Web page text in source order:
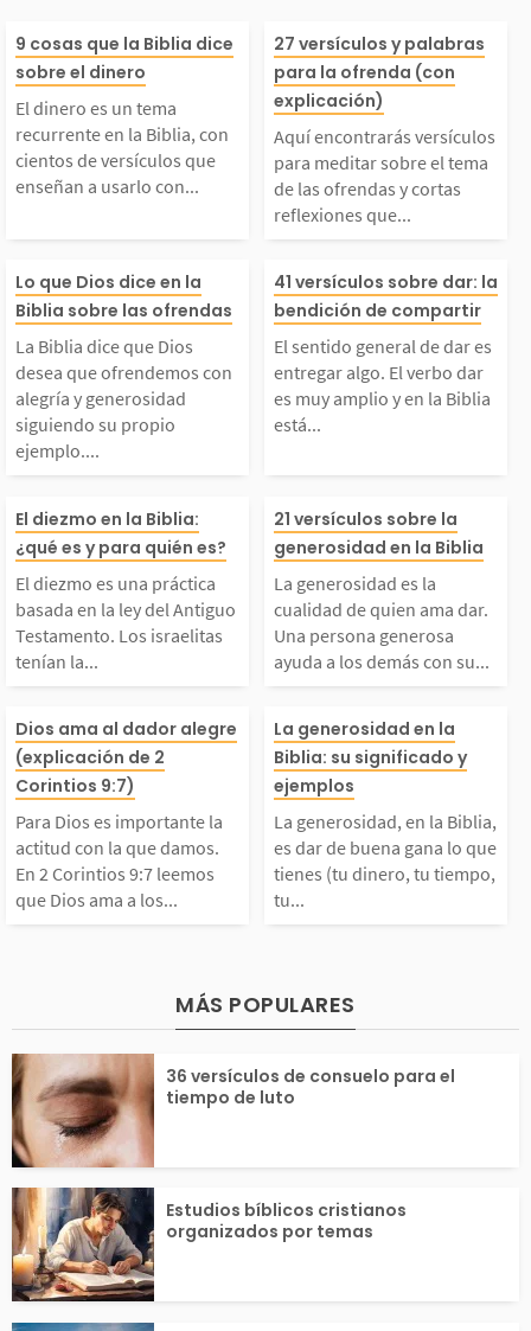
dinero es un tema r
en la Biblia,
cientos de versícu
que enseñan a usa
con sabiduría. La
de Dios advie
sobre los peligros
9 cosas que la Biblia dice
sobre el dinero
El dinero es un tema
recurrente en la Biblia, con
cientos de versículos que
enseñan a usarlo con...
Aquí
ículos para
bre el tema de
ndas y cortas
nes que
omo palabra
momento de
las...
27 versículos y palabras
para la ofrenda (con
explicación)
Aquí encontrarás versículos
para meditar sobre el tema
de las ofrendas y cortas
reflexiones que...
Biblia dice que Di
desea que ofrende
con alegría y gen
siguiendo su
ejemplo. Dios
a todos «generosa
sin menospreci
a nadie»...
Lo que Dios dice en la
Biblia sobre las ofrendas
La Biblia dice que Dios
desea que ofrendemos con
alegría y generosidad
siguiendo su propio
ejemplo....
El sentido
dar es
El verbo dar
mplio y en la
tá relacionado
generosidad,
cordia, el
l...
41 versículos sobre dar: la
bendición de compartir
El sentido general de dar es
entregar algo. El verbo dar
es muy amplio y en la Biblia
está...
diezmo es una prác
basada en la ley d
Antiguo Testament
Los israelitas tenía
la obligación de ofr
el 10% de sus c
y ganancias p
El diezmo en la Biblia:
¿qué es y para quién es?
El diezmo es una práctica
basada en la ley del Antiguo
Testamento. Los israelitas
tenían la...
La
ualidad de
dar. Una
erosa ayuda a
ás con su
rsos, tiempo y
s. El generoso
21 versículos sobre la
generosidad en la Biblia
La generosidad es la
cualidad de quien ama dar.
Una persona generosa
ayuda a los demás con su...
Dios es importa
la actitud con la q
damos. En 2 Corint
9:7 leemos que Di
alegría. Esto sign
que todo lo que l
damos...
Dios ama al dador alegre
(explicación de 2
Corintios 9:7)
Para Dios es importante la
actitud con la que damos.
En 2 Corintios 9:7 leemos
que Dios ama a los...
La
Biblia, es dar
a gana lo que
u dinero, tu
de otra
sperar nada a
o....
La generosidad en la
Biblia: su significado y
ejemplos
La generosidad, en la Biblia,
es dar de buena gana lo que
tienes (tu dinero, tu tiempo,
tu...
MÁS POPULARES
36 versículos de consuelo para el
tiempo de luto
Estudios bíblicos cristianos
organizados por temas